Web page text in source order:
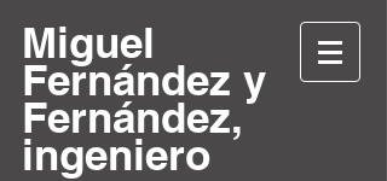
Miguel
Fernández y
Fernández,
ingeniero